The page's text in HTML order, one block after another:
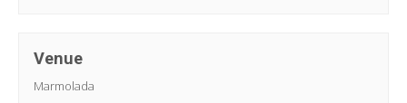
Venue
Marmolada